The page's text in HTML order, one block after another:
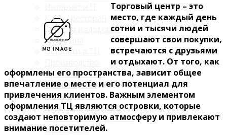
Кафе / ресторан
Красота и здоровье
Медицина
Островки в ТЦ
Промышленное
производство
Развлечения
Сельское хозяйство
Строительство, ремонт
Сфера услуг
Торговый центр – это
место, где каждый день
сотни и тысячи людей
совершают свои покупки,
встречаются с друзьями
и отдыхают. От того, как
оформлены его пространства, зависит общее
впечатление о месте и его потенциал для
привлечения клиентов. Важным элементом
оформления ТЦ являются островки, которые
создают неповторимую атмосферу и привлекают
внимание посетителей.